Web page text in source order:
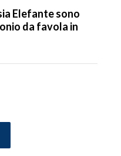
Elefante sono
da favola in